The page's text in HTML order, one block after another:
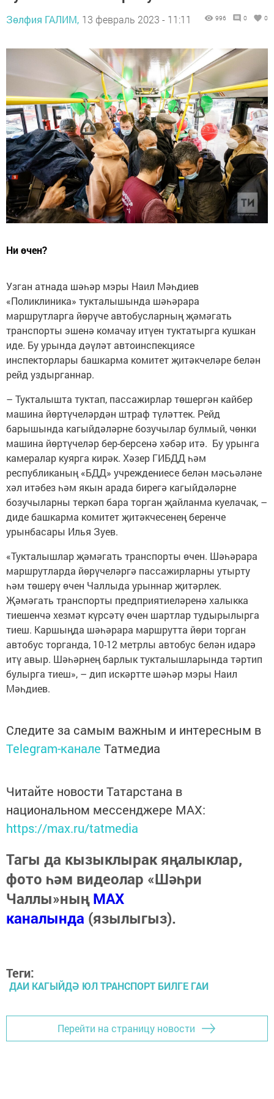
Зөлфия ГАЛИМ, 13 февраль 2023 - 11:11 996 0 0
Ни өчен?
Узган атнада шәһәр мэры Наил Мәһдиев
«Поликлиника» тукталышында шәһәрара
маршрутларга йөрүче автобусларның җәмәгать
транспорты эшенә комачау итүен туктатырга кушкан
иде. Бу урында дәүләт автоинспекциясе
инспекторлары башкарма комитет җитәкчеләре белән
рейд уздырганнар.
– Тукталышта туктап, пассажирлар төшергән кайбер
машина йөртүчеләрдән штраф түләттек. Рейд
барышында кагыйдәләрне бозучылар булмый, чөнки
машина йөртүчеләр бер-берсенә хәбәр итә. Бу урынга
камералар куярга кирәк. Хәзер ГИБДД һәм
республиканың «БДД» учреждениесе белән мәсьәләне
хәл итәбез һәм якын арада бирегә кагыйдәләрне
бозучыларны теркәп бара торган җайланма куелачак, –
диде башкарма комитет җитәкчесенең беренче
урынбасары Илья Зуев.
«Тукталышлар җәмәгать транспорты өчен. Шәһәрара
маршрутларда йөрүчеләргә пассажирларны утырту
һәм төшерү өчен Чаллыда урыннар җитәрлек.
Җәмәгать транспорты предприятиеләренә халыкка
тиешенчә хезмәт күрсәтү өчен шартлар тудырылырга
тиеш. Каршыңда шәһәрара маршрутта йөри торган
автобус торганда, 10-12 метрлы автобус белән идарә
итү авыр. Шәһәрнең барлык тукталышларында тәртип
булырга тиеш», – дип искәртте шәһәр мэры Наил
Мәһдиев.
Следите за самым важным и интересным в
Telegram-канале Татмедиа
Читайте новости Татарстана в
национальном мессенджере MАХ:
https://max.ru/tatmedia
Тагы да кызыклырак яңалыклар,
фото һәм видеолар «Шәһри
Чаллы»ныңMAX
каналында (язылыгыз).
Теги:
ДАИ КАГЫЙДӘ ЮЛ ТРАНСПОРТ БИЛГЕ ГАИ
Перейти на страницу новости